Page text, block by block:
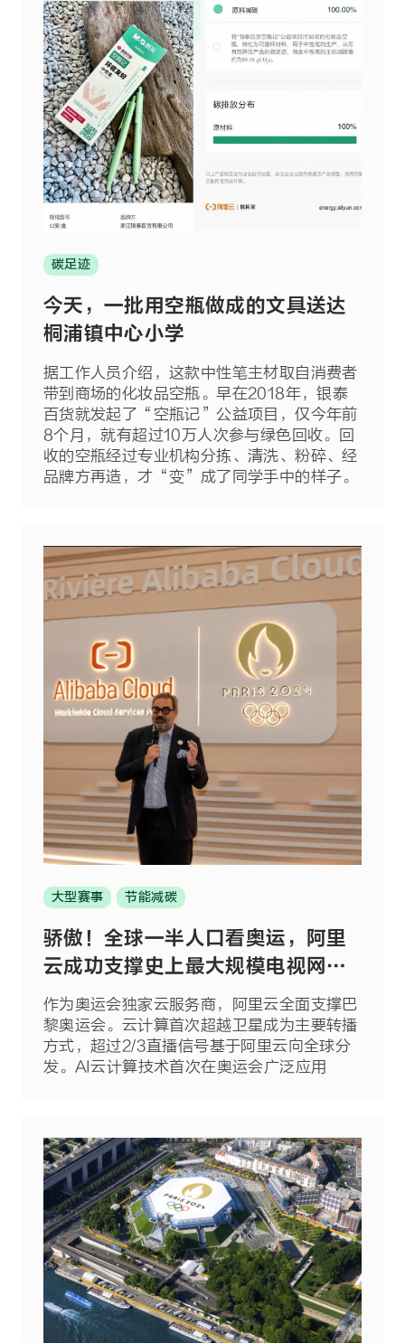
碳足迹
今天，一批用空瓶做成的文具送达
桐浦镇中心小学
据工作人员介绍，这款中性笔主材取自消费者
带到商场的化妆品空瓶。早在2018年，银泰
百货就发起了“空瓶记”公益项目，仅今年前
8个月，就有超过10万人次参与绿色回收。回
收的空瓶经过专业机构分拣、清洗、粉碎、经
品牌方再造，才“变”成了同学手中的样子。
大型赛事 节能减碳
骄傲！全球一半人口看奥运，阿里
云成功支撑史上最大规模电视网络
转播
作为奥运会独家云服务商，阿里云全面支撑巴
黎奥运会。云计算首次超越卫星成为主要转播
方式，超过2/3直播信号基于阿里云向全球分
发。AI云计算技术首次在奥运会广泛应用